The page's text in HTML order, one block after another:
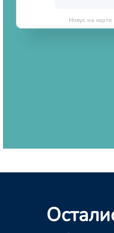
Новус на